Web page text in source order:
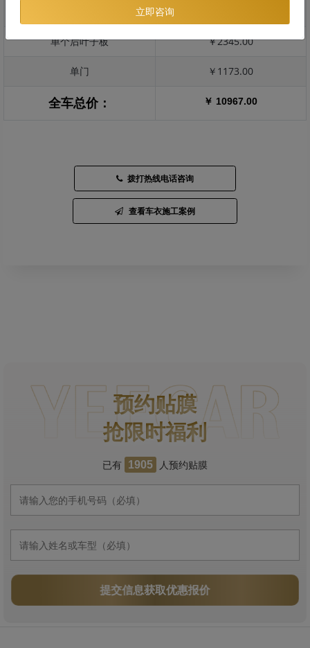
单个后叶子板 ￥2345.00
单门 ￥1173.00
全车总价： ￥ 10967.00
拨打热线电话咨询
查看车衣施工案例
预约贴膜
抢限时福利
已有 1905 人预约贴膜
提交信息获取优惠报价
立即咨询